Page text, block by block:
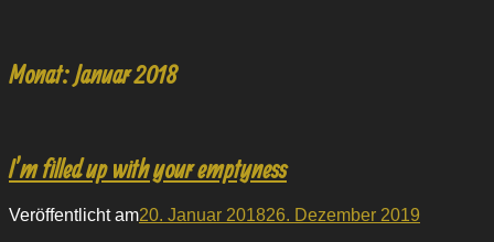
Monat:Januar 2018
I’m filled up with your emptyness
Veröffentlicht am20. Januar 201826. Dezember 2019